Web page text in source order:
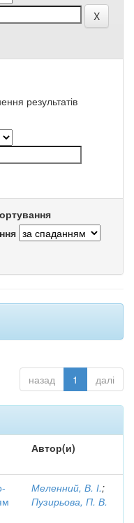
результатів
назад 1 далі
Автор(и)
Меленний, В. І.;
Пузирьова, П. В.